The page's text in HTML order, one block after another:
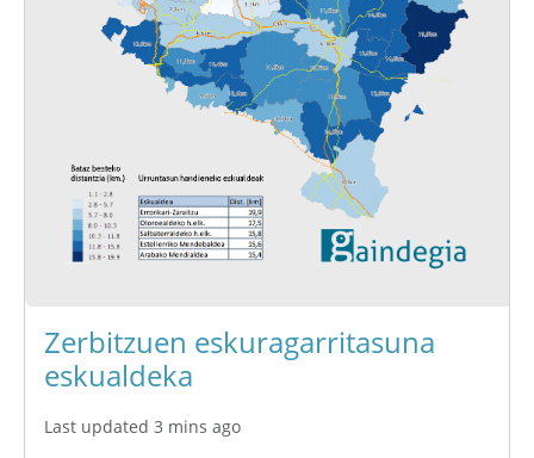
Zerbitzuen eskuragarritasuna
eskualdeka
Last updated 3 mins ago